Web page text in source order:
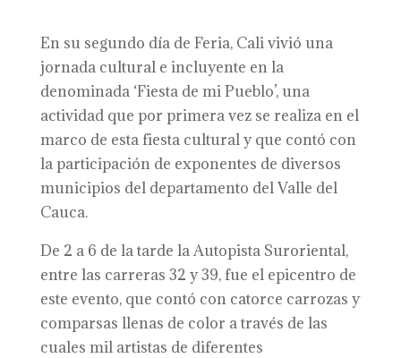
En su segundo día de Feria, Cali vivió una
jornada cultural e incluyente en la
denominada ‘Fiesta de mi Pueblo’, una
actividad que por primera vez se realiza en el
marco de esta fiesta cultural y que contó con
la participación de exponentes de diversos
municipios del departamento del Valle del
Cauca.
De 2 a 6 de la tarde la Autopista Suroriental,
entre las carreras 32 y 39, fue el epicentro de
este evento, que contó con catorce carrozas y
comparsas llenas de color a través de las
cuales mil artistas de diferentes